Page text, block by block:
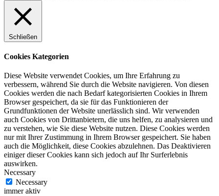
Schließen
Cookies Kategorien
Diese Website verwendet Cookies, um Ihre Erfahrung zu
verbessern, während Sie durch die Website navigieren. Von diesen
Cookies werden die nach Bedarf kategorisierten Cookies in Ihrem
Browser gespeichert, da sie für das Funktionieren der
Grundfunktionen der Website unerlässlich sind. Wir verwenden
auch Cookies von Drittanbietern, die uns helfen, zu analysieren und
zu verstehen, wie Sie diese Website nutzen. Diese Cookies werden
nur mit Ihrer Zustimmung in Ihrem Browser gespeichert. Sie haben
auch die Möglichkeit, diese Cookies abzulehnen. Das Deaktivieren
einiger dieser Cookies kann sich jedoch auf Ihr Surferlebnis
auswirken.
Necessary
Necessary
immer aktiv